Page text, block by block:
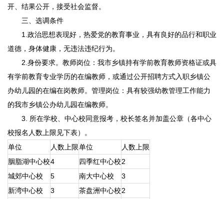
开、结果公开，接受社会监督。
三、选调条件
1.政治思想表现好，热爱党的教育事业，具有良好的品行和职业
道德，身体健康，无违法违纪行为。
2.身份要求。教师岗位：我市乡镇持有学前教育教师资格证或具
有学前教育专业学历的在编教师，或通过公开招聘方式入职乡镇公
办幼儿园的在编在岗教师。管理岗位：具有较强幼教管理工作能力
的我市乡镇公办幼儿园在编教师。
3. 所在学校、中心校同意报考，校长签名并加盖公章（各中心
校报名人数上限见下表）。
单位
人数上限单位
人数上限
胭脂湖中心校4 四季红中心校2
城郊中心校
5 南大中心校
3
新湾中心校
3 茶盘洲中心校2